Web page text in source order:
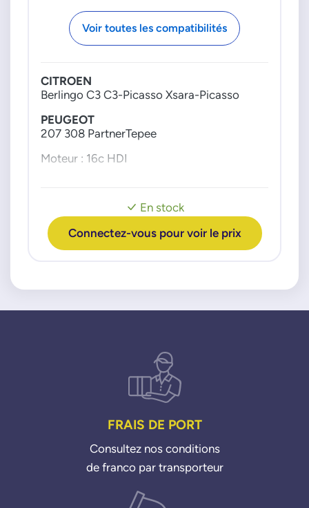
Voir toutes les compatibilités
En stock
Connectez-vous pour voir le prix
CITROEN
Berlingo C3 C3-Picasso Xsara-Picasso
PEUGEOT
207 308 PartnerTepee
Moteur : 16c HDI
FRAIS DE PORT
Consultez nos conditions
de franco par transporteur